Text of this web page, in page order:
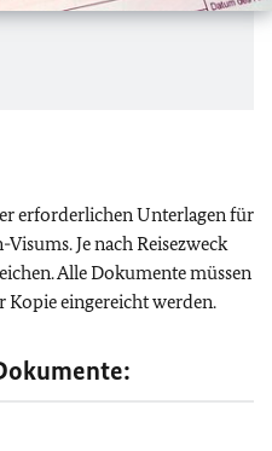
erforderlichen Unterlagen für
Je nach Reisezweck
Alle Dokumente müssen
Kopie eingereicht werden.